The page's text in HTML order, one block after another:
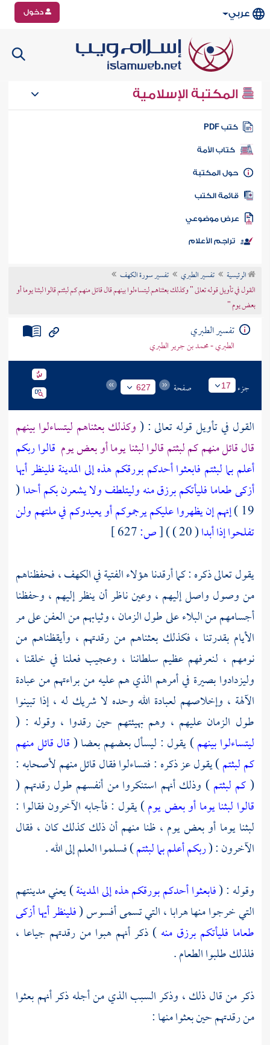
عربي دخول
المكتبة الإسلامية
كتب PDF
كتاب الأمة
المكتبة
الكتب
موضوعي
تراجم الأعلام
الرئيسية تفسير الطبري
تفسير سورة الكهف
القول في تأويل قوله تعالى " وكذلك بعثناهم ليتساءلوا بينهم قال قائل منهم كم لبثتم قالوا لبثنا يوما أو
بعض يوم "
تفسير الطبري
الطبري - محمد بن جرير الطبري
جزء 17 صفحة 627
القول في تأويل قوله تعالى : (وكذلك بعثناهم ليتساءلوا بينهم
قال قائل منهم كم لبثتم قالوا لبثنا يوما أو بعض يوم قالوا ربكم
أعلم بما لبثتم فابعثوا أحدكم بورقكم هذه إلى المدينة فلينظر أيها
أزكى طعاما فليأتكم برزق منه وليتلطف ولا يشعرن بكم أحدا(
19 ) إنهم إن يظهروا عليكم يرجموكم أو يعيدوكم في ملتهم ولن
تفلحوا إذا أبدا( 20 ) )
[ص:
يقول تعالى ذكره : كما أرقدنا هؤلاء الفتية في الكهف ، فحفظناهم
من وصول واصل إليهم ، وعين ناظر أن ينظر إليهم ، وحفظنا
أجسامهم من البلاء على طول الزمان ، وثيابهم من العفن على مر
الأيام بقدرتنا ، فكذلك بعثناهم من رقدتهم ، وأيقظناهم من
نومهم ، لنعرفهم عظيم سلطاننا ، وعجيب فعلنا في خلقنا ،
وليزدادوا بصيرة في أمرهم الذي هم عليه من براءتهم من عبادة
الآلهة ، وإخلاصهم لعبادة الله وحده لا شريك له ، إذا تبينوا
طول الزمان عليهم ، وهم بهيئتهم حين رقدوا ، وقوله : (
ليتساءلوا بينهم) يقول : ليسأل بعضهم بعضا (قال قائل منهم
كم لبثتم) يقول عز ذكره : فتساءلوا فقال قائل منهم لأصحابه :
(كم لبثتم) وذلك أنهم استنكروا من أنفسهم طول رقدتهم (
قالوا لبثنا يوما أو بعض يوم) يقول : فأجابه الآخرون فقالوا :
لبثنا يوما أو بعض يوم ، ظنا منهم أن ذلك كذلك كان ، فقال
الآخرون : (ربكم أعلم بما لبثتم) فسلموا العلم إلى الله .
وقوله : (فابعثوا أحدكم بورقكم هذه إلى المدينة) يعني مدينتهم
التي خرجوا منها هرابا ، التي تسمىأفسوس(فلينظر أيها أزكى
طعاما فليأتكم برزق منه) ذكر أنهم هبوا من رقدتهم جياعا ،
فلذلك طلبوا الطعام .
ذكر من قال ذلك ، وذكر السبب الذي من أجله ذكر أنهم بعثوا
من رقدتهم حين بعثوا منها :